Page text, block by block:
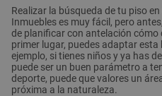
Realizar la búsqueda de tu piso
Inmuebles es muy fácil, pero
de planificar con antelación cómo
primer lugar, puedes adaptar
ejemplo, si tienes niños y ya has
puede ser un buen parámetro a
deporte, puede que valores un
próxima a la naturaleza.